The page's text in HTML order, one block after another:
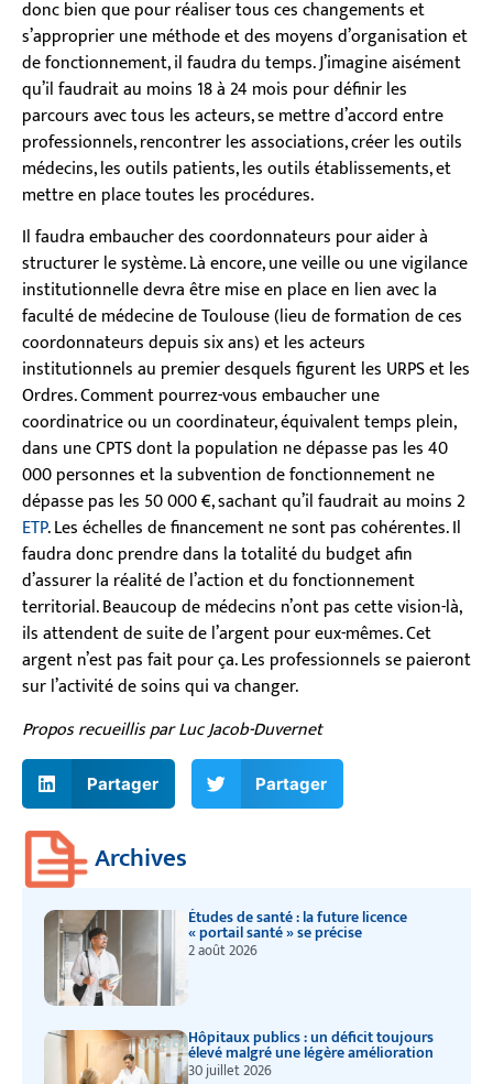
donc bien que pour réaliser tous ces changements et
s’approprier une méthode et des moyens d’organisation et
de fonctionnement, il faudra du temps. J’imagine aisément
qu’il faudrait au moins 18 à 24 mois pour définir les
parcours avec tous les acteurs, se mettre d’accord entre
professionnels, rencontrer les associations, créer les outils
médecins, les outils patients, les outils établissements, et
mettre en place toutes les procédures.
Il faudra embaucher des coordonnateurs pour aider à
structurer le système. Là encore, une veille ou une vigilance
institutionnelle devra être mise en place en lien avec la
faculté de médecine de Toulouse (lieu de formation de ces
coordonnateurs depuis six ans) et les acteurs
institutionnels au premier desquels figurent les URPS et les
Ordres. Comment pourrez-vous embaucher une
coordinatrice ou un coordinateur, équivalent temps plein,
dans une CPTS dont la population ne dépasse pas les 40
000 personnes et la subvention de fonctionnement ne
dépasse pas les 50 000 €, sachant qu’il faudrait au moins 2
ETP. Les échelles de financement ne sont pas cohérentes. Il
faudra donc prendre dans la totalité du budget afin
d’assurer la réalité de l’action et du fonctionnement
territorial. Beaucoup de médecins n’ont pas cette vision-là,
ils attendent de suite de l’argent pour eux-mêmes. Cet
argent n’est pas fait pour ça. Les professionnels se paieront
sur l’activité de soins qui va changer.
Propos recueillis par Luc Jacob-Duvernet
Partager Partager
Archives
Études de santé : la future licence
« portail santé » se précise
2 août 2026
Hôpitaux publics : un déficit toujours
élevé malgré une légère amélioration
30 juillet 2026